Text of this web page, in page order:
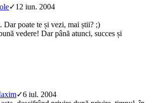
✓12 iun. 2004
Dar poate te și vezi, mai știi? ;)
vedere! Dar până atunci, succes și
✓6 iul. 2004